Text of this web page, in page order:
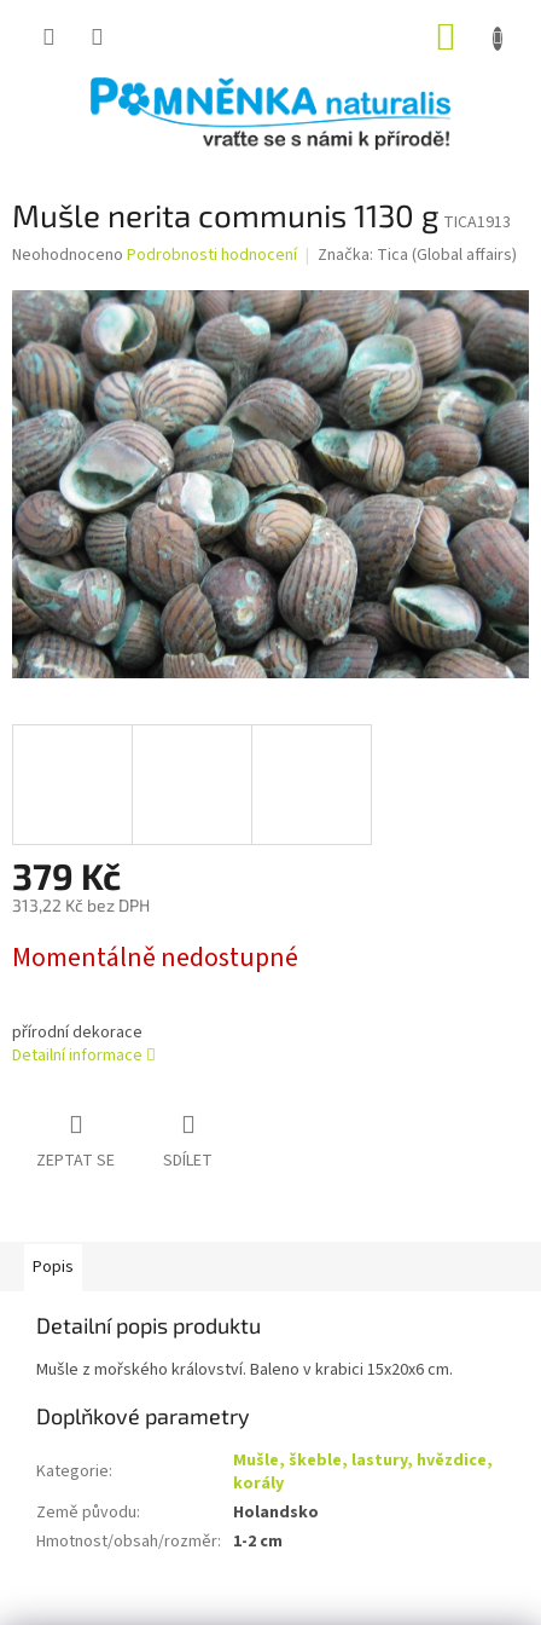
Mušle nerita communis 1130 g TICA1913
Průměrné
produktu
je
0,0
z
5
hvězdiček.
Neohodnoceno Podrobnosti hodnocení Značka: Tica (Global affairs)
379 Kč
313,22 Kč bez DPH
cena:
Momentálně nedostupné
přírodní dekorace
Detailní informace
ZEPTAT SE SDÍLET
Popis
Detailní popis produktu
Mušle z mořského království. Baleno v krabici 15x20x6 cm.
Doplňkové parametry
Kategorie:
Mušle, škeble, lastury, hvězdice,
korály
Země původu:
Holandsko
Hmotnost/obsah/rozměr: 1-2 cm